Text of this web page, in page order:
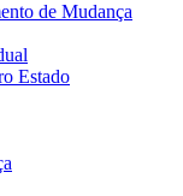
de Mudança
Estado